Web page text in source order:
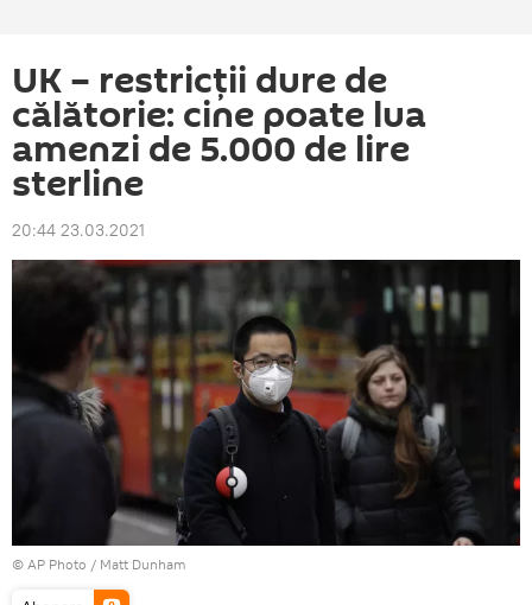
UK – restricţii dure de
călătorie: cine poate lua
amenzi de 5.000 de lire
sterline
20:44 23.03.2021
© AP Photo / Matt Dunham